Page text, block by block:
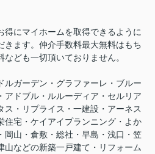
得にマイホームを取得できるように
きます。仲介手数料最大無料はもち
ども一切頂いておりません。
ルガーデン・グラファーレ・ブルー
アドブル・ルルーディア・セルリア
ス・リプライス・一建設・アーネス
住宅・ケイアイプランニング・よか
岡山・倉敷・総社・早島・浅口・笠
山などの新築一戸建て・リフォーム